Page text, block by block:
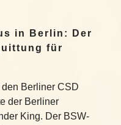
in Berlin: Der
für
Berliner CSD
der Berliner
King. Der BSW-